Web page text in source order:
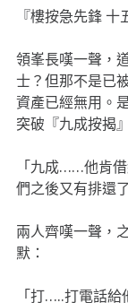
『樓按急先鋒 十
領峯長嘆一聲，
士？但那不是已
資產已經無用。
突破『九成按揭』
「九成……他肯
們之後又有排還
兩人齊嘆一聲，
默：
「打…..打電話給